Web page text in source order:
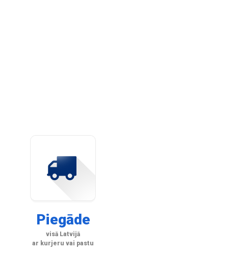
Piegāde
visā Latvijā
ar kurjeru vai pastu